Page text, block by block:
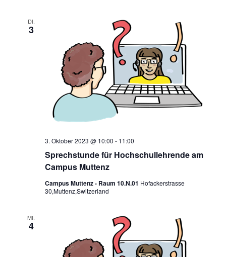
DI.
3
Sprechstunde für Hochschullehrende am
Campus Muttenz
3. Oktober 2023 @ 10:00 - 11:00
Campus Muttenz - Raum 10.N.01 Hofackerstrasse
30,Muttenz,Switzerland
MI.
4